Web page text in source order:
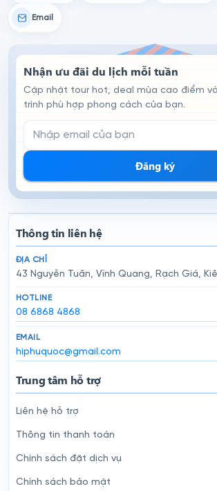
Email
Nhận ưu đãi du lịch mỗi tuần
Cập nhật tour hot, deal mùa cao điểm
trình phù hợp phong cách của bạn.
Email đăng ký nhận tin
Đăng ký
Thông tin liên hệ
ĐỊA CHỈ
43 Nguyễn Tuân, Vĩnh Quang, Rạch Giá,
HOTLINE
08 6868 4868
EMAIL
hiphuquoc@gmail.com
Trung tâm hỗ trợ
Liên hệ hỗ trợ
Thông tin thanh toán
Chính sách đặt dịch vụ
Chính sách bảo mật